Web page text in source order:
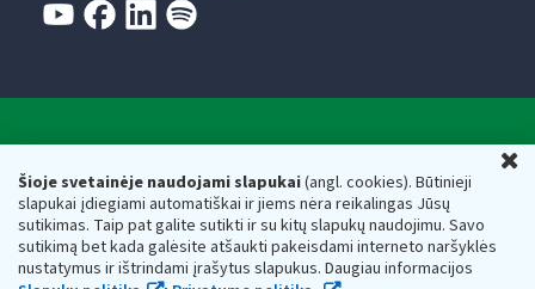
Šioje svetainėje naudojami slapukai(angl. cookies). Būtinieji
slapukai įdiegiami automatiškai ir jiems nėra reikalingas Jūsų
sutikimas. Taip pat galite sutikti ir su kitų slapukų naudojimu. Savo
sutikimą bet kada galėsite atšaukti pakeisdami interneto naršyklės
nustatymus ir ištrindami įrašytus slapukus. Daugiau informacijos
Respublikos finansų ministerijos
Biudžetinė įstaiga. Juridinio asmens kodas — 188659752,
adresas: Vasario 16-osios g. 14, 01107 Vilnius, Lietuva, el.paštas:
vmi@vmi.lt, E. pristatymo dėžutės adresas 188659752
Duomenys apie Valstybinę mokesčių inspekciją prie Lietuvos